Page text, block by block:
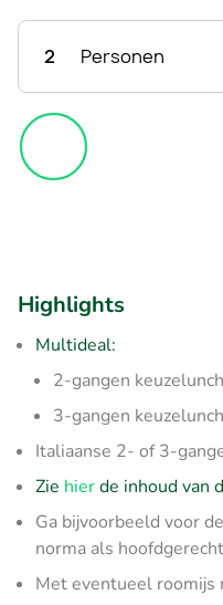
2 Personen
Highlights
Multideal:
2-gangen
3-gangen
Italiaanse 2- of 3-
Zie hierde inhoud van
Ga bijvoorbeeld voor
norma als hoofdgerecht
Met eventueel roomijs